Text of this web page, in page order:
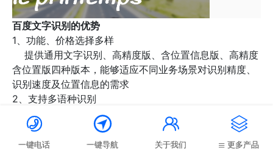
百度文字识别的优势
1、功能、价格选择多样
提供通用文字识别、高精度版、含位置信息版、高精度
含位置版四种版本，能够适应不同业务场景对识别精度、
识别速度及位置信息的需求
2、支持多语种识别
通用文字识别、含位置信息版支持对中、英、法、俄、
西、葡、德、意、日、韩、中英混合等多语种内容的识
别，并支持中、英、日、韩四语种的类型检测

一键电话

一键导航

关于我们

更多产品